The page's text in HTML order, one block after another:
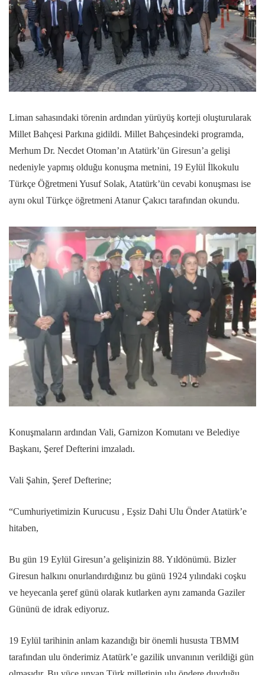
Liman sahasındaki törenin ardından yürüyüş korteji oluşturularak
Millet Bahçesi Parkına gidildi. Millet Bahçesindeki programda,
Merhum Dr. Necdet Otoman’ın Atatürk’ün Giresun’a gelişi
nedeniyle yapmış olduğu konuşma metnini, 19 Eylül İlkokulu
Türkçe Öğretmeni Yusuf Solak, Atatürk’ün cevabi konuşması ise
aynı okul Türkçe öğretmeni Atanur Çakıcı tarafından okundu.
Konuşmaların ardından Vali, Garnizon Komutanı ve Belediye
Başkanı, Şeref Defterini imzaladı.
Vali Şahin, Şeref Defterine;
“Cumhuriyetimizin Kurucusu , Eşsiz Dahi Ulu Önder Atatürk’e
hitaben,
Bu gün 19 Eylül Giresun’a gelişinizin 88. Yıldönümü. Bizler
Giresun halkını onurlandırdığınız bu günü 1924 yılındaki coşku
ve heyecanla şeref günü olarak kutlarken aynı zamanda Gaziler
Gününü de idrak ediyoruz.
19 Eylül tarihinin anlam kazandığı bir önemli hususta TBMM
tarafından ulu önderimiz Atatürk’e gazilik unvanının verildiği gün